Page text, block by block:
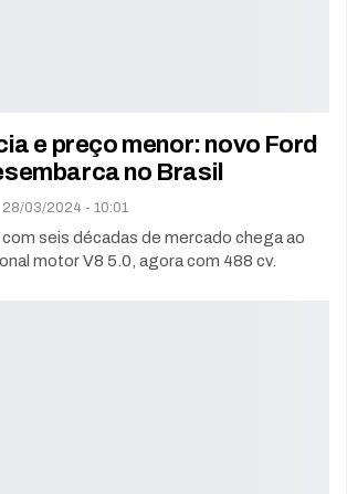
e preço menor: novo Ford
no Brasil
28/03/2024 - 10:01
seis décadas de mercado chega ao
motor V8 5.0, agora com 488 cv.